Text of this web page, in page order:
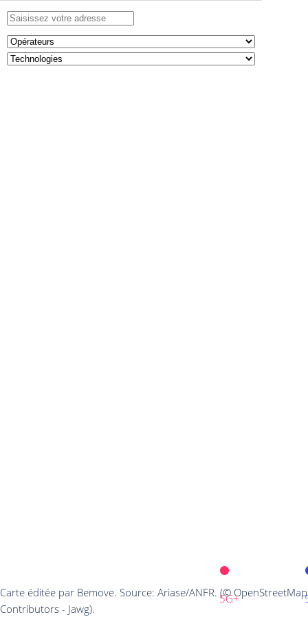
5G+
Carte éditée par Bemove. Source: Ariase/ANFR. (© OpenStreetMap
Contributors - Jawg).